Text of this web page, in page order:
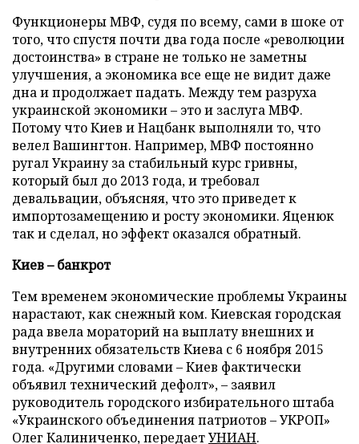
Функционеры МВФ, судя по всему, сами в шоке от
того, что спустя почти два года после «революции
достоинства» в стране не только не заметны
улучшения, а экономика все еще не видит даже
дна и продолжает падать. Между тем разруха
украинской экономики – это и заслуга МВФ.
Потому что Киев и Нацбанк выполняли то, что
велел Вашингтон. Например, МВФ постоянно
ругал Украину за стабильный курс гривны,
который был до 2013 года, и требовал
девальвации, объясняя, что это приведет к
импортозамещению и росту экономики. Яценюк
так и сделал, но эффект оказался обратный.
Киев – банкрот
Тем временем экономические проблемы Украины
нарастают, как снежный ком. Киевская городская
рада ввела мораторий на выплату внешних и
внутренних обязательств Киева с 6 ноября 2015
года. «Другими словами – Киев фактически
объявил технический дефолт», – заявил
руководитель городского избирательного штаба
«Украинского объединения патриотов – УКРОП»
Олег Калиниченко, передаетУНИАН.